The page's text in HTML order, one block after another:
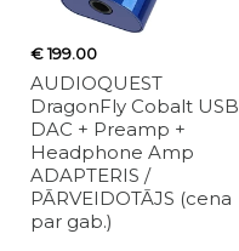
€ 199.00
AUDIOQUEST
DragonFly Cobalt USB
DAC + Preamp +
Headphone Amp
ADAPTERIS /
PĀRVEIDOTĀJS (cena
par gab.)